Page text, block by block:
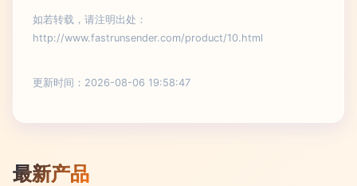
如若转载，请注明出处：
http://www.fastrunsender.com/product/10.html
更新时间：2026-08-06 19:58:47
最新产品